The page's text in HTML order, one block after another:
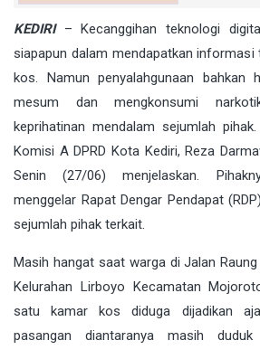
KEDIRI– Kecanggihan teknologi
siapapun dalam mendapatkan
kos. Namun penyalahgunaan bahkan
mesum dan mengkonsumi
keprihatinan mendalam sejumlah
Komisi A DPRD Kota Kediri, Reza
Senin (27/06) menjelaskan.
menggelar Rapat Dengar Pendapat
sejumlah pihak terkait.
Masih hangat saat warga di Jalan
Kelurahan Lirboyo Kecamatan
satu kamar kos diduga dijadikan
pasangan diantaranya masih